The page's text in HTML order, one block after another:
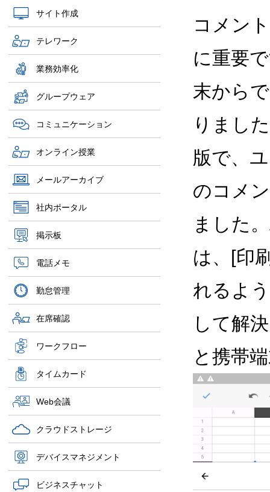
サイト作成
テレワーク
業務効率化
グループウェア
コミュニケーション
オンライン授業
メールアーカイブ
社内ポータル
掲示板
電話メモ
勤怠管理
在席確認
ワークフロー
タイムカード
Web会議
クラウドストレージ
デバイスマネジメント
ビジネスチャット
コメン
に重要
末から
りまし
版で、
のコメ
ました
は、[印
れるよ
して解
と携帯